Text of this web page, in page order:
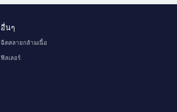
อื่นๆ
ฉีดสลายกล้ามเนื้อ
ฟิลเลอร์